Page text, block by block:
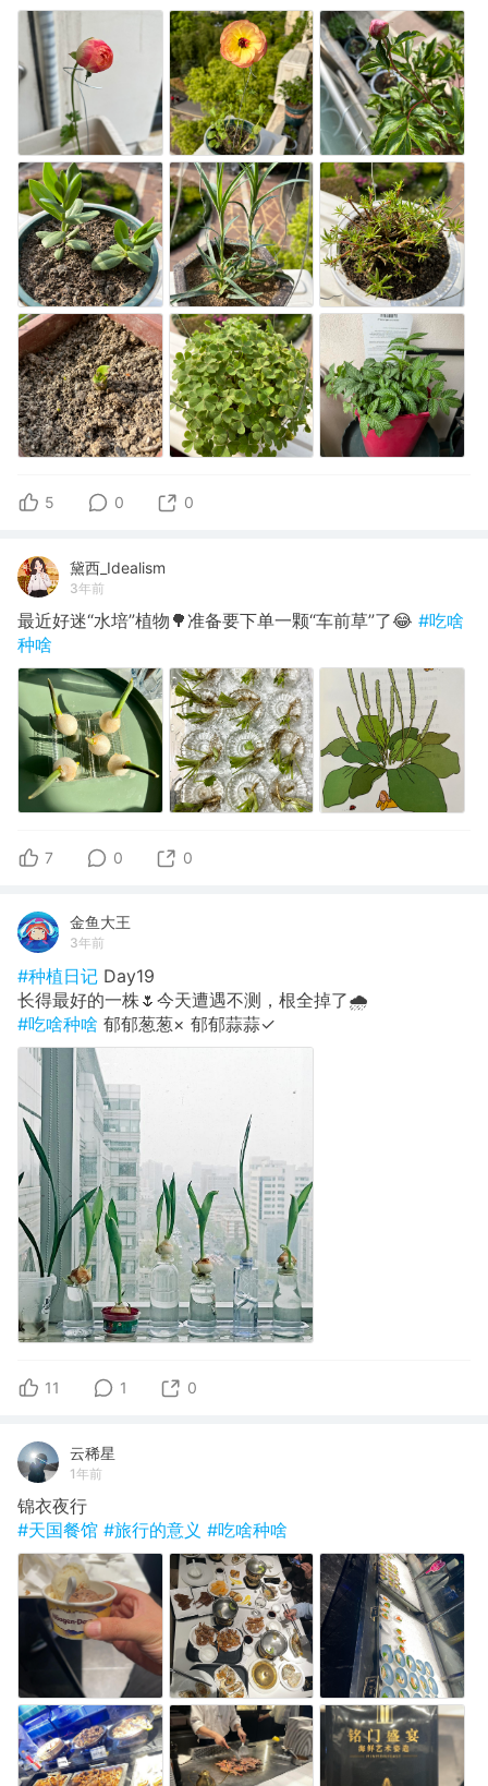
5 0 0
黛西_Idealism
3年前
最近好迷“水培”植物🌳准备要下单一颗“车前草”了😂 #吃啥
种啥
7 0 0
金鱼大王
3年前
#种植日记 Day19
长得最好的一株🌷今天遭遇不测，根全掉了🌧️
#吃啥种啥 郁郁葱葱× 郁郁蒜蒜✓
11 1 0
云稀星
1年前
锦衣夜行
#天国餐馆 #旅行的意义 #吃啥种啥